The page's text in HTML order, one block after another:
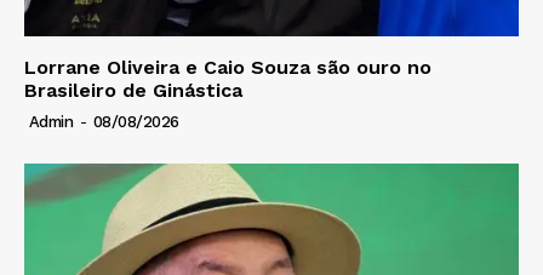
Lorrane Oliveira e Caio Souza são ouro no
Brasileiro de Ginástica
Admin - 08/08/2026